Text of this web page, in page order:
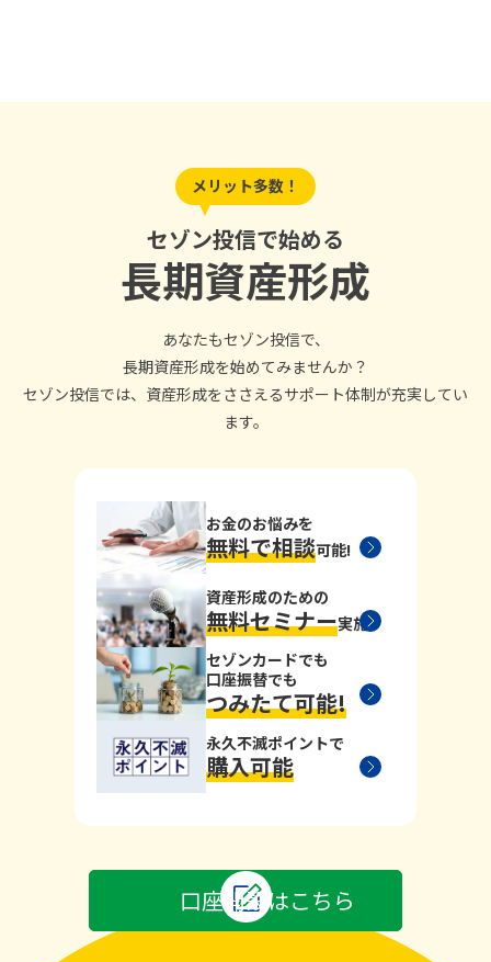
メリット多数！
セゾン投信で始める
長期資産形成
あなたもセゾン投信で、
長期資産形成を始めてみませんか？
セゾン投信では、 資産形成をささえるサポート体制が充実してい
ます。
口座開設はこちら
お金のお悩みを
無料で相談可能!
資産形成のための
無料セミナー実施!
セゾンカードでも
口座振替でも
つみたて可能!
永久不滅ポイントで
購入可能